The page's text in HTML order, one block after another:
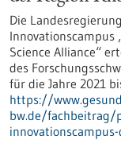
Die
Innovationscampus
Science Alliance“
des
für die Jahre 2021
https://
bw.de/fachbeitrag/